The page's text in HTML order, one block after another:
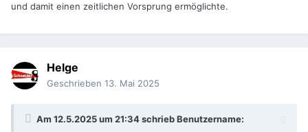
und damit einen zeitlichen Vorsprung ermöglichte.
Helge
Geschrieben 13. Mai 2025
Am 12.5.2025 um 21:34 schriebBenutzername: